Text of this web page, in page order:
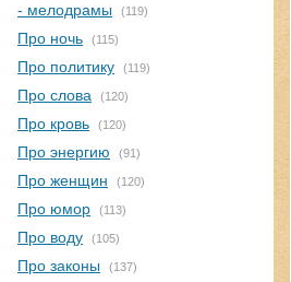
- мелодрамы (119)
Про ночь (115)
Про политику (119)
Про слова (120)
Про кровь (120)
Про энергию (91)
Про женщин (120)
Про юмор (113)
Про воду (105)
Про законы (137)